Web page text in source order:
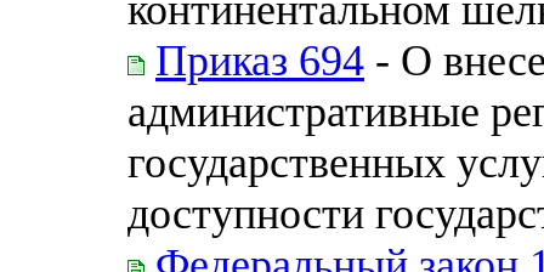
Приказ 694 - О
административные
государственных
доступности